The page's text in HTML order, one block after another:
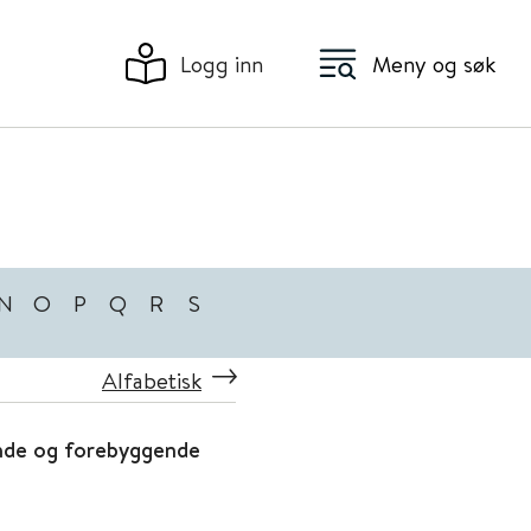
Logg inn Meny og søk
O P Q R S
Alfabetisk
og forebyggende